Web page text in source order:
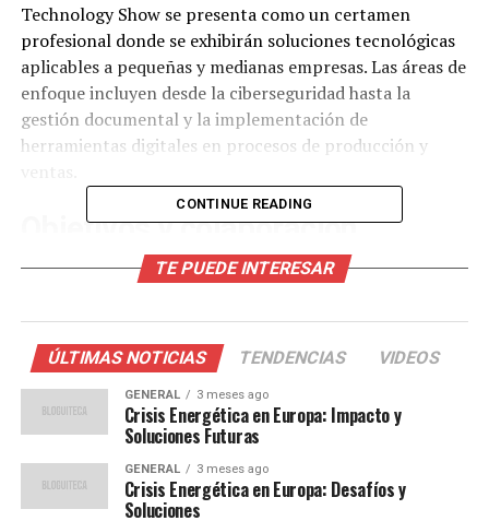
Technology Show se presenta como un certamen
profesional donde se exhibirán soluciones tecnológicas
aplicables a pequeñas y medianas empresas. Las áreas de
enfoque incluyen desde la ciberseguridad hasta la
gestión documental y la implementación de
herramientas digitales en procesos de producción y
Objetivos y colaboración
estratégica
Spain AI, una asociación sin ánimo de lucro, busca
democratizar la inteligencia artificial en español
mediante la divulgación y formación continua. Su
objetivo es crear un acelerador de talento y realizar
proyectos que aporten valor a la sociedad a través del
Alberto Alonso, director general de la Feria de
CONTINUE READING
TE PUEDE INTERESAR
ÚLTIMAS NOTICIAS TENDENCIAS VIDEOS
GENERAL 3 meses ago
Crisis Energética en Europa: Impacto y
Soluciones Futuras
GENERAL 3 meses ago
Crisis Energética en Europa: Desafíos y
Soluciones